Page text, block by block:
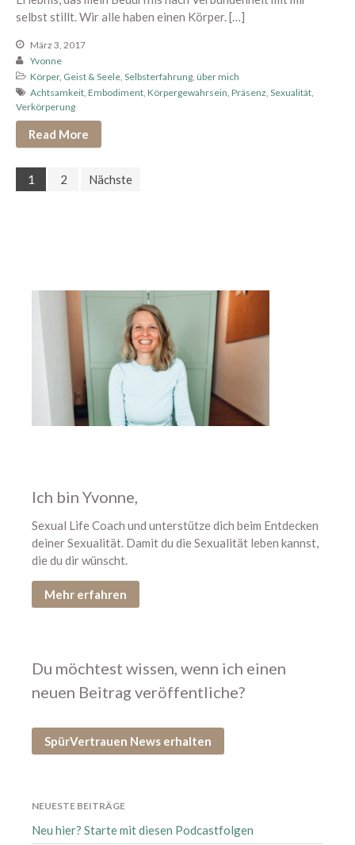
selbst stillt. Wir alle haben einen Körper. […]
März 3, 2017
Yvonne
Körper, Geist & Seele, Selbsterfahrung, über mich
Achtsamkeit, Embodiment, Körpergewahrsein, Präsenz, Sexualität,
Verkörperung
Read More
1 2 Nächste
Ich bin Yvonne,
Sexual Life Coach und unterstütze dich beim Entdecken
deiner Sexualität. Damit du die Sexualität leben kannst,
die du dir wünscht.
Mehr erfahren
Du möchtest wissen, wenn ich einen
neuen Beitrag veröffentliche?
SpürVertrauen News erhalten
NEUESTE BEITRÄGE
Neu hier? Starte mit diesen Podcastfolgen